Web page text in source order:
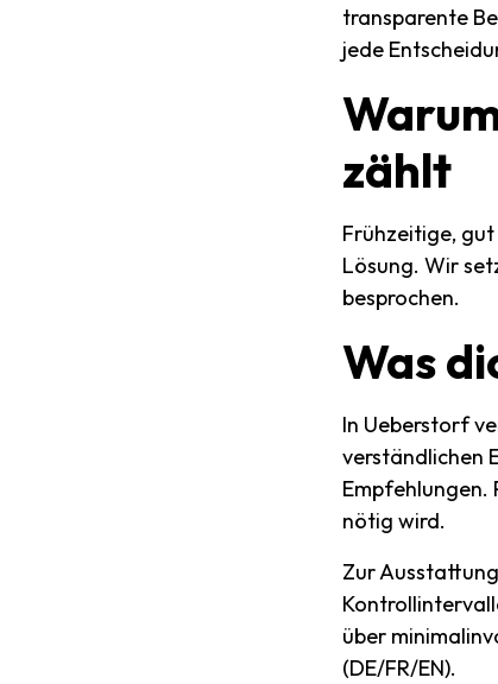
transparente
jede
zählt
Frühzeitige,
Lösung. Wir
besprochen.
Was
In Ueberstorf
verständlichen
Empfehlungen.
nötig wird.
Zur
über
(DE/FR/EN).